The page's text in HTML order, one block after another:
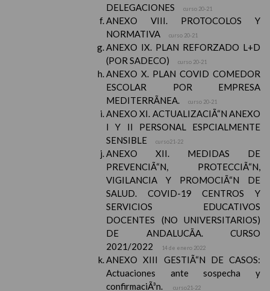
DELEGACIONES
curso 20-21
ANEXO VIII. PROTOCOLOS Y
NORMATIVA
curso 20-21
ANEXO IX. PLAN REFORZADO L+D
(POR SADECO)
curso 20-21
ANEXO X. PLAN COVID COMEDOR
ESCOLAR POR EMPRESA
MEDITERRÃNEA.
curso 20-21
ANEXO XI. ACTUALIZACIÃ“N ANEXO
I Y II PERSONAL ESPCIALMENTE
SENSIBLE
curso21-22
ANEXO XII. MEDIDAS DE
PREVENCIÃ“N, PROTECCIÃ“N,
VIGILANCIA Y PROMOCIÃ“N DE
SALUD. COVID-19 CENTROS Y
SERVICIOS EDUCATIVOS
DOCENTES (NO UNIVERSITARIOS)
DE ANDALUCÃA. CURSO
2021/2022
14 de enero 2022
ANEXO XIII GESTIÃ“N DE CASOS:
Actuaciones ante sospecha y
confirmaciÃ³n.
curso21-22